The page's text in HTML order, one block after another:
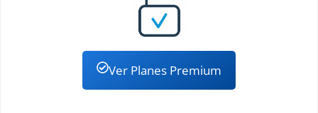
Ver Planes Premium